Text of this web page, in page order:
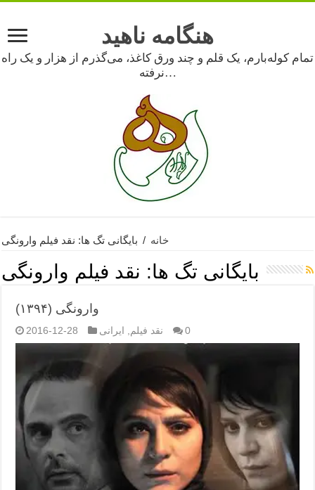
هنگامه ناهید
تمام کوله‌بارم، یک قلم و چند ورق کاغذ، می‌گذرم از هزار و یک راه
نرفته…
خانه / بایگانی تگ ها: نقد فیلم وارونگی
بایگانی تگ ها: نقد فیلم وارونگی
وارونگی (۱۳۹۴)
2016-12-28 نقد فیلم ایرانی 0